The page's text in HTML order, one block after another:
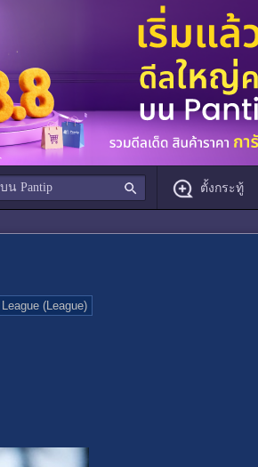
ตั้งกระทู้
(League)